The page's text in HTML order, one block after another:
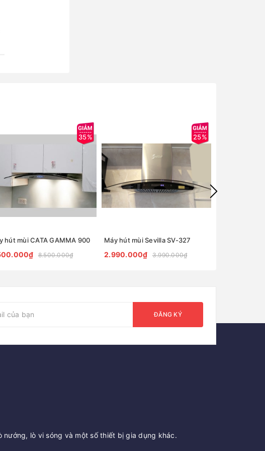
35%
hút mùi CATA GAMMA 900
8.500.000₫
25%
Máy hút mùi Sevilla SV-327
2.990.000₫ 3.990.000₫
ĐĂNG KÝ
lò vi sóng và một số thiết bị gia dụng khác.